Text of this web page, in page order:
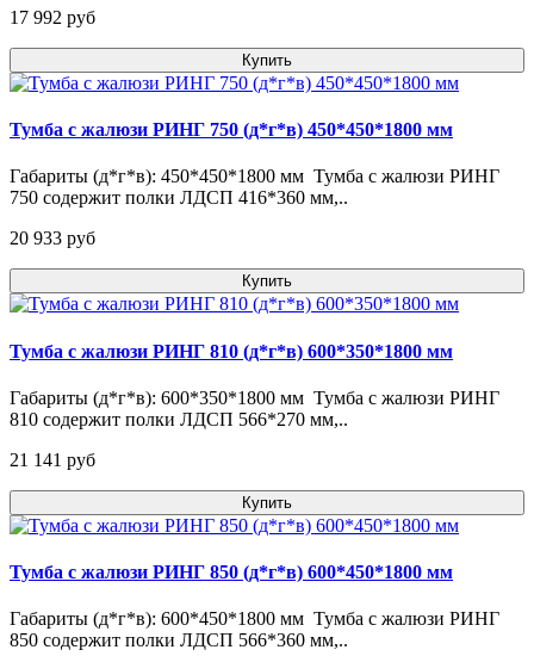
17 992 pуб
Купить
Тумба с жалюзи РИНГ 750 (д*г*в) 450*450*1800 мм
Габариты (д*г*в): 450*450*1800 мм Тумба с жалюзи РИНГ
750 содержит полки ЛДСП 416*360 мм,..
20 933 pуб
Купить
Тумба с жалюзи РИНГ 810 (д*г*в) 600*350*1800 мм
Габариты (д*г*в): 600*350*1800 мм Тумба с жалюзи РИНГ
810 содержит полки ЛДСП 566*270 мм,..
21 141 pуб
Купить
Тумба с жалюзи РИНГ 850 (д*г*в) 600*450*1800 мм
Габариты (д*г*в): 600*450*1800 мм Тумба с жалюзи РИНГ
850 содержит полки ЛДСП 566*360 мм,..